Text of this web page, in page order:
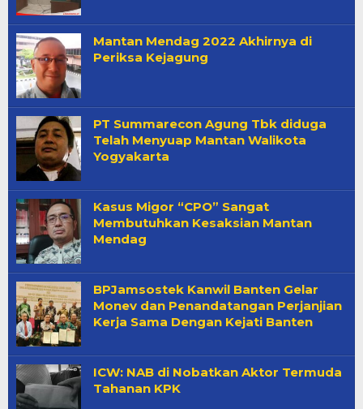
Mantan Mendag 2022 Akhirnya di
Periksa Kejagung
PT Summarecon Agung Tbk diduga
Telah Menyuap Mantan Walikota
Yogyakarta
Kasus Migor “CPO” Sangat
Membutuhkan Kesaksian Mantan
Mendag
BPJamsostek Kanwil Banten Gelar
Monev dan Penandatangan Perjanjian
Kerja Sama Dengan Kejati Banten
ICW: NAB di Nobatkan Aktor Termuda
Tahanan KPK